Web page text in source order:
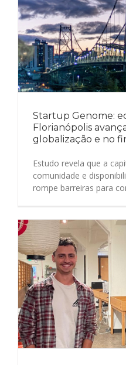
Startup Genome:
Florianópolis
globalização e no
Estudo revela que a
comunidade e
rompe barreiras para